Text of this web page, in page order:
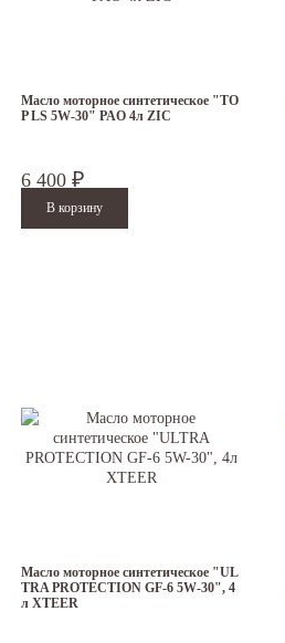
Масло моторное синтетическое "TO
P LS 5W-30" PAO 4л ZIC
6 400 ₽
Масло моторное синтетическое "UL
TRA PROTECTION GF-6 5W-30", 4
л XTEER